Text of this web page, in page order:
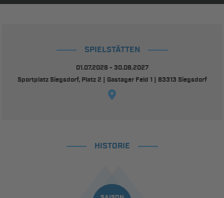
SPIELSTÄTTEN
01.07.2026 - 30.06.2027
Sportplatz Siegsdorf, Platz 2 | Gastager Feld 1 | 83313 Siegsdorf
HISTORIE